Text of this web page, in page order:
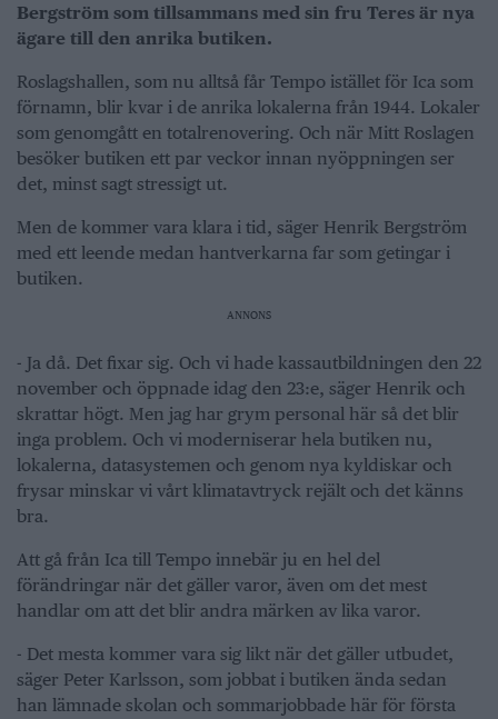
Bergström som tillsammans med sin fru Teres är nya
ägare till den anrika butiken.
Roslagshallen, som nu alltså får Tempo istället för Ica som
förnamn, blir kvar i de anrika lokalerna från 1944. Lokaler
som genomgått en totalrenovering. Och när Mitt Roslagen
besöker butiken ett par veckor innan nyöppningen ser
det, minst sagt stressigt ut.
Men de kommer vara klara i tid, säger Henrik Bergström
med ett leende medan hantverkarna far som getingar i
butiken.
ANNONS
- Ja då. Det fixar sig. Och vi hade kassautbildningen den 22
november och öppnade idag den 23:e, säger Henrik och
skrattar högt. Men jag har grym personal här så det blir
inga problem. Och vi moderniserar hela butiken nu,
lokalerna, datasystemen och genom nya kyldiskar och
frysar minskar vi vårt klimatavtryck rejält och det känns
bra.
Att gå från Ica till Tempo innebär ju en hel del
förändringar när det gäller varor, även om det mest
handlar om att det blir andra märken av lika varor.
- Det mesta kommer vara sig likt när det gäller utbudet,
säger Peter Karlsson, som jobbat i butiken ända sedan
han lämnade skolan och sommarjobbade här för första